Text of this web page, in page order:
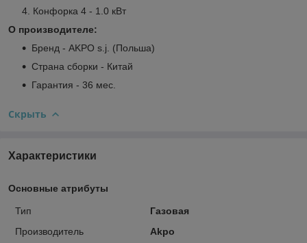
Конфорка 4 - 1.0 кВт
О производителе:
Бренд - AKPO s.j. (Польша)
Страна сборки - Китай
Гарантия - 36 мес.
Скрыть
Характеристики
Основные атрибуты
Тип
Газовая
Производитель
Akpo